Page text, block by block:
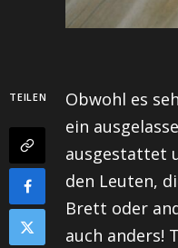
TEILEN
Obwohl es
ein
ausgestattet
den Leuten,
Brett oder
auch anders!